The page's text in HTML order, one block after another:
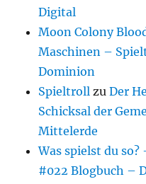
Digital
Moon Colony
Maschinen –
Dominion
Spieltroll zuDer
Schicksal der
Mittelerde
Was spielst du
#022 Blogbuch –